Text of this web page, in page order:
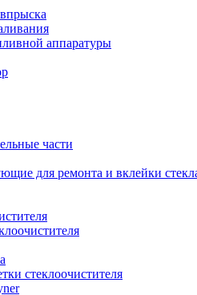
аппаратуры
части
для ремонта и вклейки
стеклоочистителя